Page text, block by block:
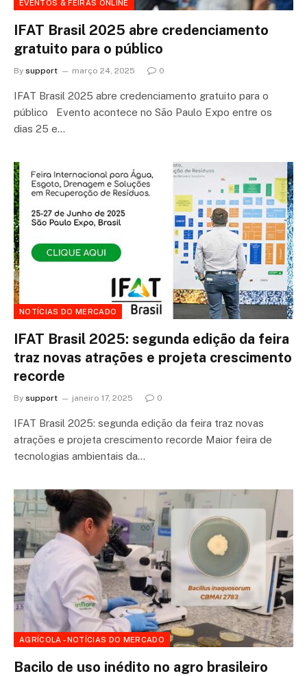
EVENTOS & FEIRAS ONLINE
IFAT Brasil 2025 abre credenciamento
gratuito para o público
By support março 24, 2025 0
IFAT Brasil 2025 abre credenciamento gratuito para o
público Evento acontece no São Paulo Expo entre os
dias 25 e…
NOTÍCIAS DO MERCADO
IFAT Brasil 2025: segunda edição da feira
traz novas atrações e projeta crescimento
recorde
By support janeiro 17, 2025 0
IFAT Brasil 2025: segunda edição da feira traz novas
atrações e projeta crescimento recorde Maior feira de
tecnologias ambientais da…
AGRÍCOLA - NOTÍCIAS DO MERCADO
Bacilo de uso inédito no agro brasileiro